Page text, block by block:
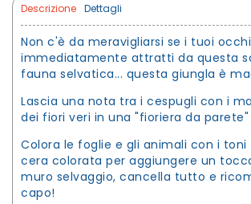
Descrizione Dettagli
Non c'è da meravigliarsi se i tuoi
immediatamente attratti da questa
fauna selvatica... questa giungla è
Lascia una nota tra i cespugli con i
dei fiori veri in una "fioriera da
Colora le foglie e gli animali con i toni
cera colorata per aggiungere un
muro selvaggio, cancella tutto e
capo!